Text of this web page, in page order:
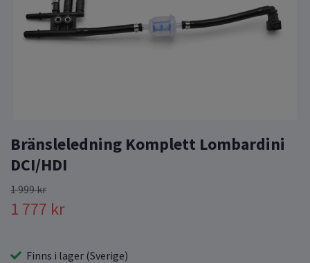
Bränsleledning Komplett Lombardini
DCI/HDI
1 999 kr
1 777 kr
Finns i lager (Sverige)